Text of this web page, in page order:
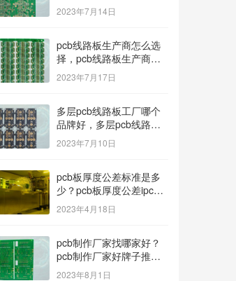
2023年7月14日
pcb线路板生产商怎么选
择，pcb线路板生产商找
哪家好？
2023年7月17日
多层pcb线路板工厂哪个
品牌好，多层pcb线路板
厂家哪家产品好？
2023年7月10日
pcb板厚度公差标准是多
少？pcb板厚度公差ipc标
准
2023年4月18日
pcb制作厂家找哪家好？
pcb制作厂家好牌子推
荐！
2023年8月1日